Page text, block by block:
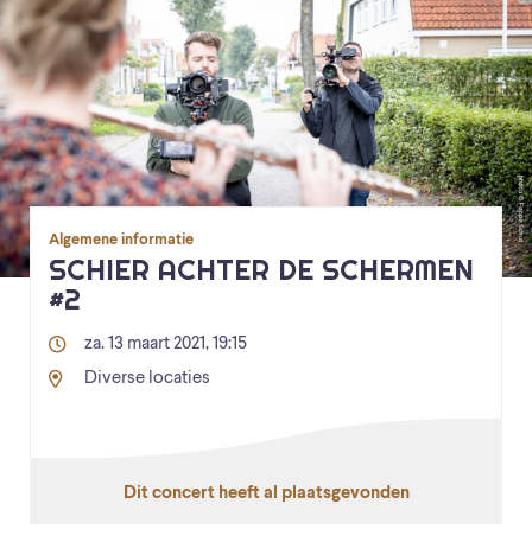
Algemene informatie
SCHIER ACHTER DE SCHERMEN
#2
za. 13 maart 2021, 19:15
Diverse locaties
Dit concert heeft al plaatsgevonden